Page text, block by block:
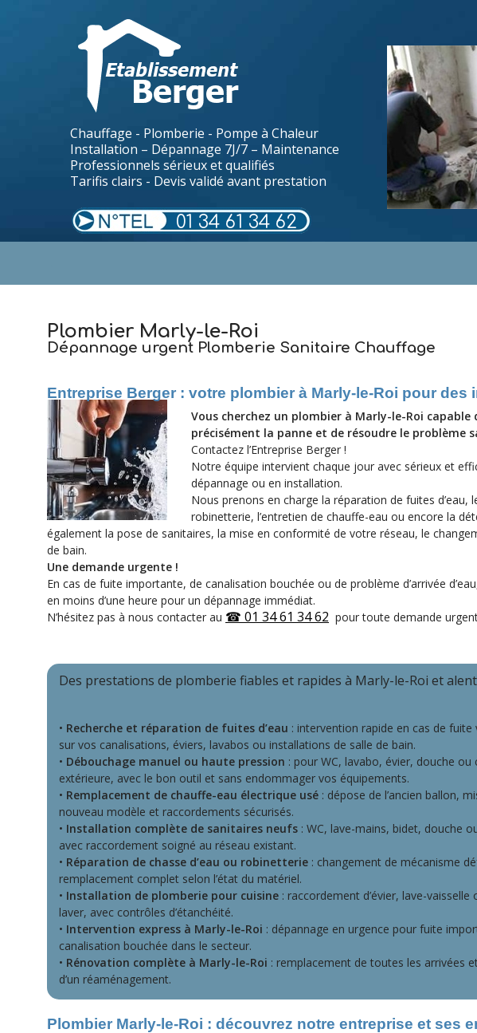
Chauffage - Plomberie - Pompe à Chaleur
Installation – Dépannage 7J/7 – Maintenance
Professionnels sérieux et qualifiés
Tarifis clairs - Devis validé avant prestation
01 34 61 34 62
Plombier Marly-le-Roi
Dépannage urgent Plomberie Sanitaire Chauffage
Entreprise Berger : votre plombier à Marly-le-Roi pour
Vous cherchez un plombier à Marly-le-Roi
précisément la panne et de résoudre le problème
Contactez l’Entreprise Berger !
Notre équipe intervient chaque jour avec sérieux et
dépannage ou en installation.
Nous prenons en charge la réparation de fuites
robinetterie, l’entretien de chauffe-eau ou encore la
également la pose de sanitaires, la mise en conformité de votre réseau, le
de bain.
Une demande urgente !
En cas de fuite importante, de canalisation bouchée ou de problème d’arrivée
en moins d’une heure pour un dépannage immédiat.
N’hésitez pas à nous contacter au ☎ 01 34 61 34 62 pour toute demande
Des prestations de plomberie fiables et rapides à Marly-le-Roi et
• Recherche et réparation de fuites d’eau : intervention rapide en cas de fuite
sur vos canalisations, éviers, lavabos ou installations de salle de bain.
• Débouchage manuel ou haute pression : pour WC, lavabo, évier, douche ou
extérieure, avec le bon outil et sans endommager vos équipements.
• Remplacement de chauffe-eau électrique usé : dépose de l’ancien ballon,
nouveau modèle et raccordements sécurisés.
• Installation complète de sanitaires neufs : WC, lave-mains, bidet, douche
avec raccordement soigné au réseau existant.
• Réparation de chasse d’eau ou robinetterie : changement de mécanisme
remplacement complet selon l’état du matériel.
• Installation de plomberie pour cuisine : raccordement d’évier, lave-vaisselle
laver, avec contrôles d’étanchéité.
• Intervention express à Marly-le-Roi : dépannage en urgence pour fuite
canalisation bouchée dans le secteur.
• Rénovation complète à Marly-le-Roi : remplacement de toutes les arrivées
d’un réaménagement.
Plombier Marly-le-Roi : découvrez notre entreprise et ses